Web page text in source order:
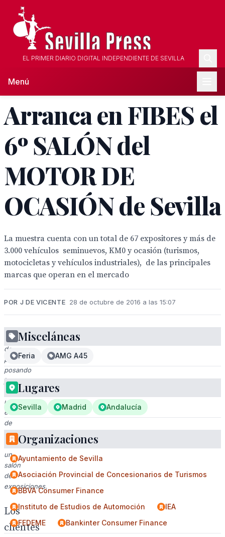
EL PRIMER DIARIO DIGITAL INDEPENDIENTE DE SEVILLA
Menú
Arranca en FIBES el
6º SALÓN del
MOTOR DE
OCASIÓN de Sevilla
La muestra cuenta con un total de 67 expositores y más de
3.000 vehículos seminuevos, KM0 y ocasión (turismos,
motocicletas y vehículos industriales), de las principales
marcas que operan en el mercado
POR J DE VICENTE 28 de octubre de 2016 a las 15:07
Grupo
de
personas
posando
juntos
en
un
evento
de
negocios
en
un
salón
de
exposiciones.
Los
clientes
Misceláneas
Feria AMG A45
Lugares
Sevilla Madrid Andalucía
Organizaciones
Ayuntamiento de Sevilla
Asociación Provincial de Concesionarios de Turismos
BBVA Consumer Finance
Instituto de Estudios de Automoción
IEA
FEDEME
Bankinter Consumer Finance